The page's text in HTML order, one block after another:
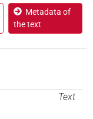
Metadata of
the text
Text